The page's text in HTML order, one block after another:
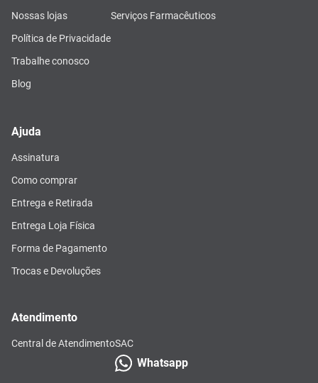
Nossas lojas
Política de Privacidade
Trabalhe conosco
Blog
Serviços Farmacêuticos
Ajuda
Assinatura
Como comprar
Entrega e Retirada
Entrega Loja Física
Forma de Pagamento
Trocas e Devoluções
Atendimento
Central de AtendimentoSAC
Whatsapp